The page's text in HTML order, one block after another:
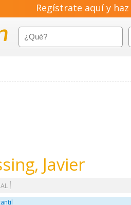
Regístrate aquí y
Javier